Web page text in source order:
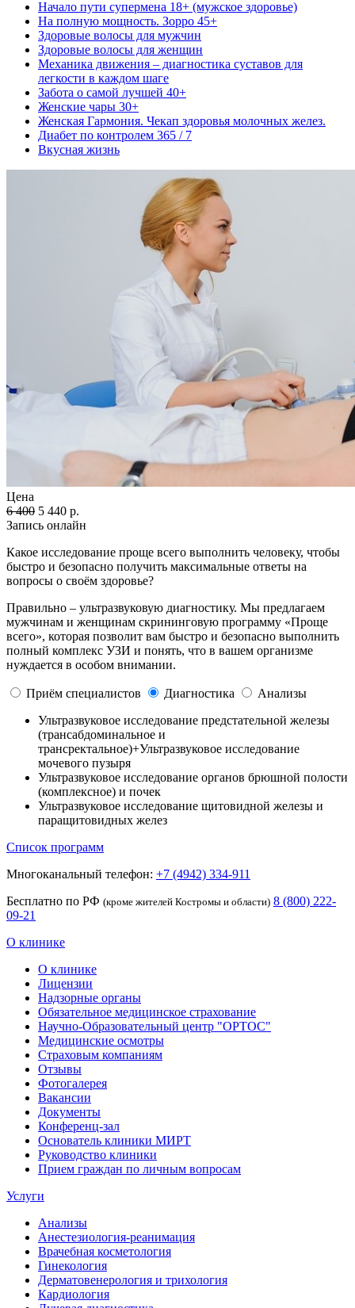
Начало пути супермена 18+ (мужское здоровье)
На полную мощность. Зорро 45+
Здоровые волосы для мужчин
Здоровые волосы для женщин
Механика движения – диагностика суставов для
легкости в каждом шаге
Забота о самой лучшей 40+
Женские чары 30+
Женская Гармония. Чекап здоровья молочных желез.
Диабет по контролем 365 / 7
Вкусная жизнь
Цена
6 400 5 440 р.
Запись онлайн
Какое исследование проще всего выполнить человеку, чтобы
быстро и безопасно получить максимальные ответы на
вопросы о своём здоровье?
Правильно – ультразвуковую диагностику. Мы предлагаем
мужчинам и женщинам скрининговую программу «Проще
всего», которая позволит вам быстро и безопасно выполнить
полный комплекс УЗИ и понять, что в вашем организме
нуждается в особом внимании.
Приём специалистов Диагностика
Анализы
Ультразвуковое исследование предстательной железы
(трансабдоминальное и
трансректальное)+Ультразвуковое исследование
мочевого пузыря
Ультразвуковое исследование органов брюшной полости
(комплексное) и почек
Ультразвуковое исследование щитовидной железы и
паращитовидных желез
Список программ
Многоканальный телефон: +7 (4942) 334-911
Бесплатно по РФ (кроме жителей Костромы и области) 8 (800) 222-
09-21
О клинике
О клинике
Лицензии
Надзорные органы
Обязательное медицинское страхование
Научно-Образовательный центр "ОРТОС"
Медицинские осмотры
Страховым компаниям
Отзывы
Фотогалерея
Вакансии
Документы
Конференц-зал
Основатель клиники МИРТ
Руководство клиники
Прием граждан по личным вопросам
Услуги
Анализы
Анестезиология-реанимация
Врачебная косметология
Гинекология
Дерматовенерология и трихология
Кардиология